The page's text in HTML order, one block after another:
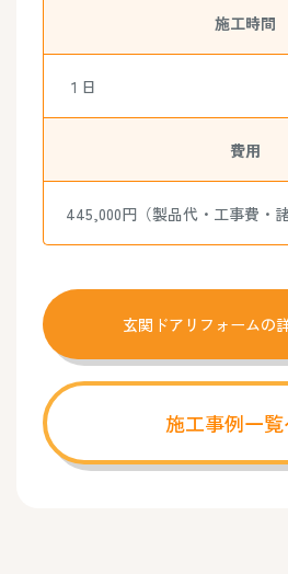
施工時間
１日
費用
445,000円（製品代・工事費・
玄関ドアリフォームの
施工事例一覧